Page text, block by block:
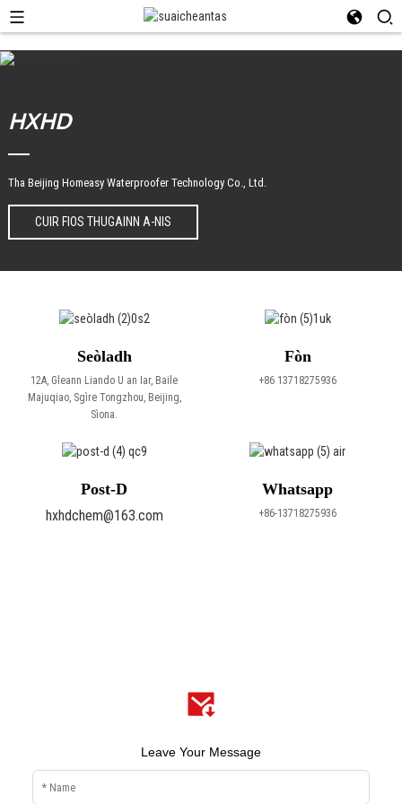
HXHD
Tha Beijing Homeasy Waterproofer Technology Co., Ltd.
CUIR FIOS THUGAINN A-NIS
Seòladh
12A, Gleann Liando U an Iar, Baile
Majuqiao, Sgìre Tongzhou, Beijing,
Sìona.
Fòn
+86 13718275936
Post-D
hxhdchem@163.com
Whatsapp
+86-13718275936
Leave Your Message